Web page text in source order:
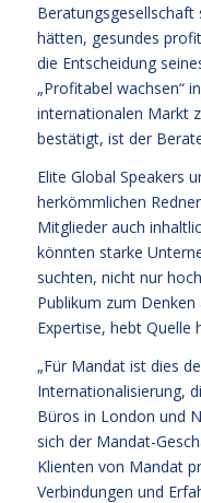
hätten, gesundes
die Entscheidung
„Profitabel wachsen“
internationalen Markt
bestätigt, ist der
Elite Global Speakers
herkömmlichen
Mitglieder auch
könnten starke
suchten, nicht nur
Publikum zum
Expertise, hebt Quelle
„Für Mandat ist dies
Internationalisierung,
Büros in London und
sich der Mandat-
Klienten von Mandat
Verbindungen und